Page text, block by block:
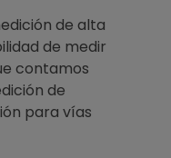
de alta
de medir
contamos
de
para vías